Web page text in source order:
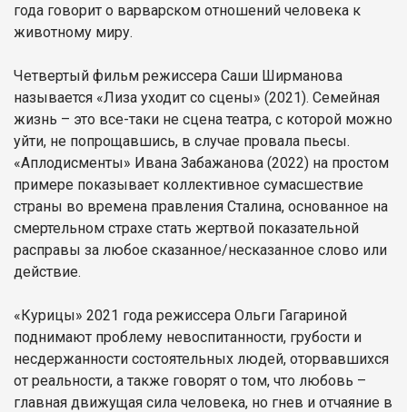
года говорит о варварском отношений человека к
животному миру.
Четвертый фильм режиссера Саши Ширманова
называется «Лиза уходит со сцены» (2021). Семейная
жизнь – это все-таки не сцена театра, с которой можно
уйти, не попрощавшись, в случае провала пьесы.
«Аплодисменты» Ивана Забажанова (2022) на простом
примере показывает коллективное сумасшествие
страны во времена правления Сталина, основанное на
смертельном страхе стать жертвой показательной
расправы за любое сказанное/несказанное слово или
действие.
«Курицы» 2021 года режиссера Ольги Гагариной
поднимают проблему невоспитанности, грубости и
несдержанности состоятельных людей, оторвавшихся
от реальности, а также говорят о том, что любовь –
главная движущая сила человека, но гнев и отчаяние в